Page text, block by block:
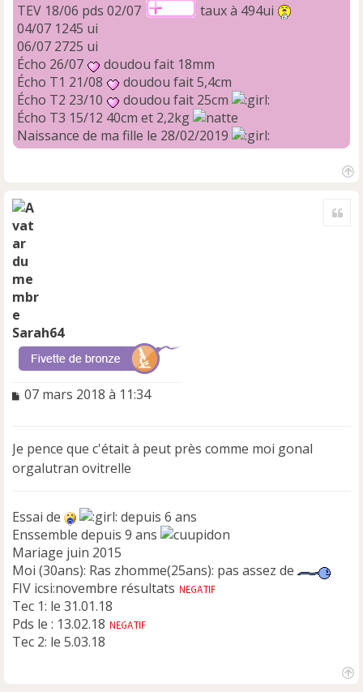
TEV 18/06 pds 02/07
taux à 494ui
04/07 1245 ui
06/07 2725 ui
Écho 26/07
doudou fait 18mm
Écho T1 21/08
doudou fait 5,4cm
Écho T2 23/10
doudou fait 25cm
Écho T3 15/12 40cm et 2,2kg
Naissance de ma fille le 28/02/2019
Sarah64
M
a
g
o
n
l
u
07 mars 2018 à 11:34
Je pence que c'était à peut près comme moi gonal
orgalutran ovitrelle
Essai de
depuis 6 ans
Enssemble depuis 9 ans
Mariage juin 2015
Moi (30ans): Ras zhomme(25ans): pas assez de
FIV icsi:novembre résultats
Tec 1: le 31.01.18
Pds le : 13.02.18
Tec 2: le 5.03.18